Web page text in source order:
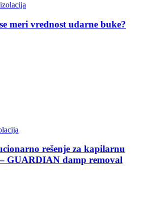
meri vrednost udarne buke?
rešenje za kapilarnu
GUARDIAN damp removal